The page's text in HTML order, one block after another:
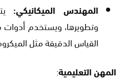
المهندس الميكانيكي:
وتطويرها، ويستخدم أدوات
القياس الدقيقة مثل
المهن التعليمية: